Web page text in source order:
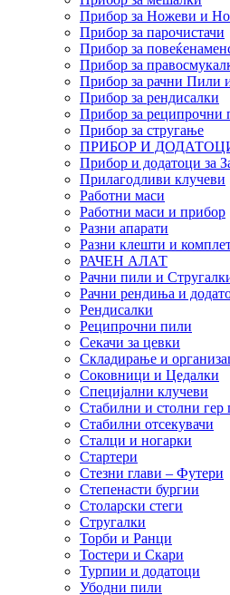
Прибор за Ножеви и
Прибор за парочистачи
Прибор за
Прибор за
Прибор за рачни Пили
Прибор за рендисалки
Прибор за реципрочни
Прибор за стругање
ПРИБОР И
Прибор и додатоци за
Прилагодливи клучеви
Работни маси
Работни маси и прибор
Разни апарати
Разни клешти и
РАЧЕН АЛАТ
Рачни пили и
Рачни рендиња и
Рендисалки
Реципрочни пили
Секачи за цевки
Складирање и
Соковници и Цедалки
Специјални клучеви
Стабилни и столни гер
Стабилни отсекувачи
Сталци и ногарки
Стартери
Стезни глави – Футери
Степенасти бургии
Столарски стеги
Стругалки
Торби и Ранци
Тостери и Скари
Турпии и додатоци
Убодни пили